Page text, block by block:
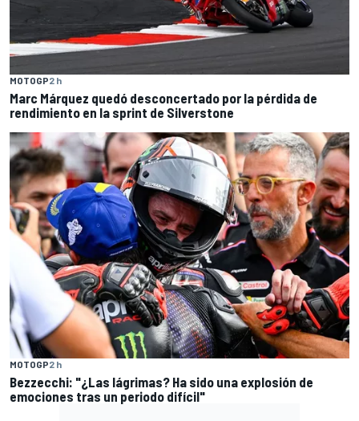
MOTOGP2 h
Marc Márquez quedó desconcertado por la pérdida de
rendimiento en la sprint de Silverstone
MOTOGP2 h
Bezzecchi: "¿Las lágrimas? Ha sido una explosión de
emociones tras un periodo difícil"